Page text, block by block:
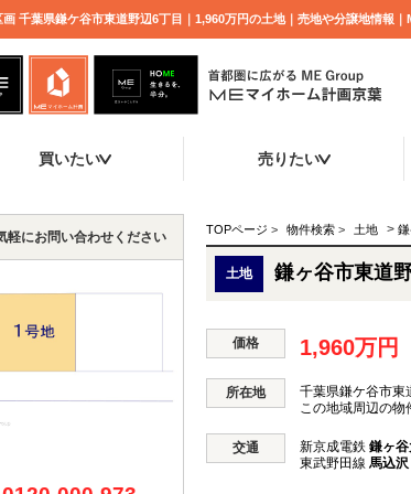
葉県鎌ケ谷市東道野辺6丁目｜1,960万円の土地｜売地や分譲地情報｜
買いたい 売りたい
TOPページ > 物件検索 > 土地 >
土地 鎌ヶ谷市東道
価格 1,960万円
所在地 千葉県鎌ケ谷市東
この地域周辺の物
交通 新京成電鉄 鎌ヶ
東武野田線 馬込沢
軽にお問い合わせください